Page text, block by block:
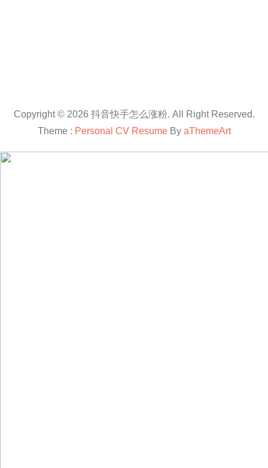
Copyright © 2026 抖音快手怎么涨粉. All Right Reserved.
Theme : Personal CV ResumeBy aThemeArt